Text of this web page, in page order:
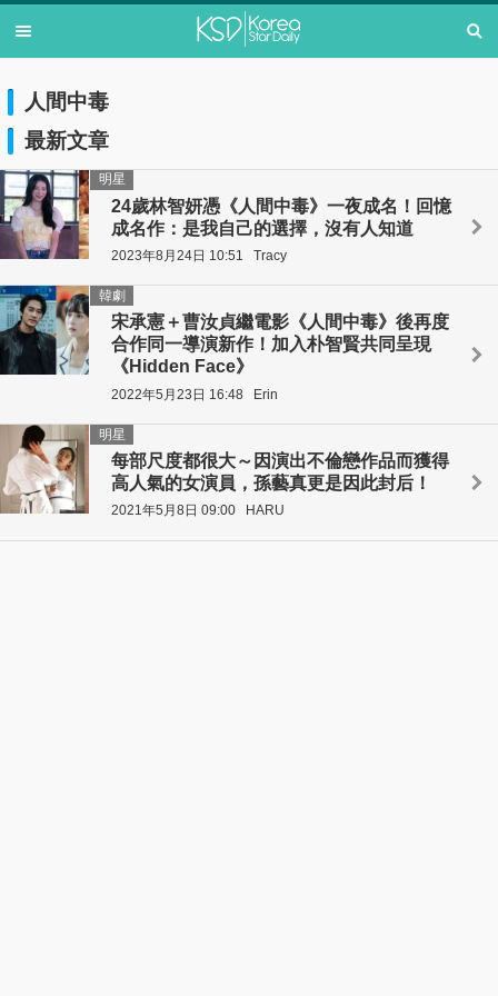
人間中毒
最新文章
24歲林智妍憑《人間中毒》一夜成名！回憶
成名作：是我自己的選擇，沒有人知道
明星
2023年8月24日 10:51 Tracy
宋承憲＋曹汝貞繼電影《人間中毒》後再度
合作同一導演新作！加入朴智賢共同呈現
《Hidden Face》
韓劇
2022年5月23日 16:48 Erin
每部尺度都很大～因演出不倫戀作品而獲得
高人氣的女演員，孫藝真更是因此封后！
明星
2021年5月8日 09:00 HARU